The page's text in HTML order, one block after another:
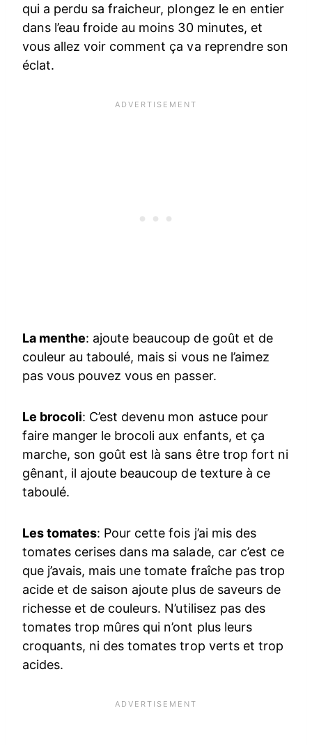
qui a perdu sa fraicheur, plongez le en entier
dans l’eau froide au moins 30 minutes, et
vous allez voir comment ça va reprendre son
éclat.
La menthe: ajoute beaucoup de goût et de
couleur au taboulé, mais si vous ne l’aimez
pas vous pouvez vous en passer.
Le brocoli: C’est devenu mon astuce pour
faire manger le brocoli aux enfants, et ça
marche, son goût est là sans être trop fort ni
gênant, il ajoute beaucoup de texture à ce
taboulé.
Les tomates: Pour cette fois j’ai mis des
tomates cerises dans ma salade, car c’est ce
que j’avais, mais une tomate fraîche pas trop
acide et de saison ajoute plus de saveurs de
richesse et de couleurs. N’utilisez pas des
tomates trop mûres qui n’ont plus leurs
croquants, ni des tomates trop verts et trop
acides.